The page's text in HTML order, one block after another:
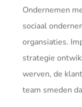
Ondernemen
sociaal
organsiaties.
strategie
werven, de
team smeden